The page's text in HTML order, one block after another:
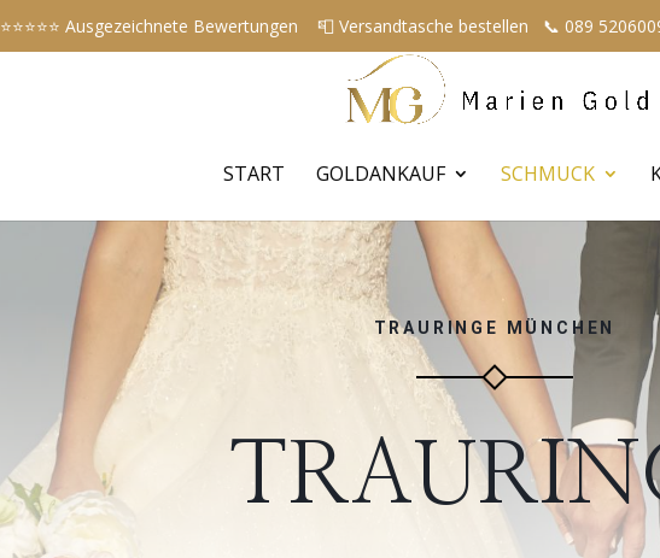
⭐️⭐️⭐️⭐️⭐️ Ausgezeichnete Bewertungen 📮 Versandtasche bestellen 📞 089
START GOLDANKAUF SCHMUCK
TRAURINGE MÜNCHEN